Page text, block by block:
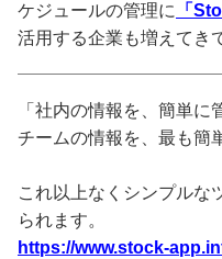
ケジュールの管理に
「
活用する企業も増えてき
「社内の情報を、簡単に
チームの情報を、最も簡
これ以上なくシンプルな
られます。
https://www.stock-